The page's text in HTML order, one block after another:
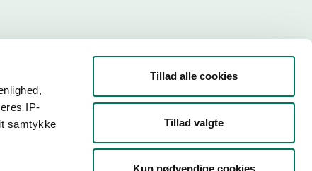
IP-
samtykke
Tillad alle cookies
Tillad valgte
Kun nødvendige cookies